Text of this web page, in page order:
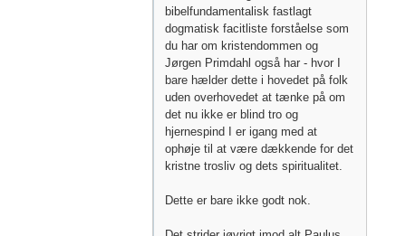
bibelfundamentalisk fastlagt
dogmatisk facitliste forståelse som
du har om kristendommen og
Jørgen Primdahl også har - hvor I
bare hælder dette i hovedet på folk
uden overhovedet at tænke på om
det nu ikke er blind tro og
hjernespind I er igang med at
ophøje til at være dækkende for det
kristne trosliv og dets spiritualitet.
Dette er bare ikke godt nok.